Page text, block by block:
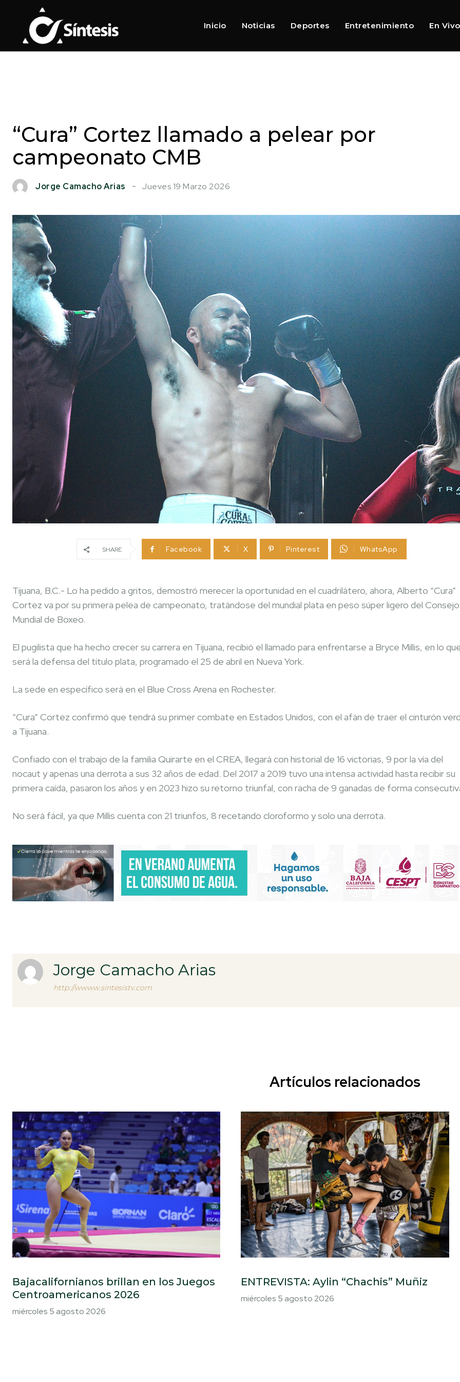
Inicio Noticias Deportes Entretenimiento En Vivo
“Cura” Cortez llamado a pelear por
campeonato CMB
Jorge Camacho Arias Jueves 19 Marzo 2026
SHARE Facebook X Pinterest WhatsApp
Tijuana, B.C.- Lo ha pedido a gritos, demostró merecer la oportunidad en el cuadrilátero, ahora, Alberto “Cura”
Cortez va por su primera pelea de campeonato, tratándose del mundial plata en peso súper ligero del Consejo
Mundial de Boxeo.
El pugilista que ha hecho crecer su carrera en Tijuana, recibió el llamado para enfrentarse a Bryce Millis, en lo
será la defensa del título plata, programado el 25 de abril en Nueva York.
La sede en específico será en el Blue Cross Arena en Rochester.
“Cura” Cortez confirmó que tendrá su primer combate en Estados Unidos, con el afán de traer el cinturón
a Tijuana.
Confiado con el trabajo de la familia Quirarte en el CREA, llegará con historial de 16 victorias, 9 por la vía del
nocaut y apenas una derrota a sus 32 años de edad. Del 2017 a 2019 tuvo una intensa actividad hasta recibir su
primera caída, pasaron los años y en 2023 hizo su retorno triunfal, con racha de 9 ganadas de forma
No será fácil, ya que Millis cuenta con 21 triunfos, 8 recetando cloroformo y solo una derrota.
Jorge Camacho Arias
http://wwww.sintesistv.com
Artículos relacionados
Bajacalifornianos brillan en los Juegos
Centroamericanos 2026
miércoles 5 agosto 2026
ENTREVISTA: Aylin “Chachis” Muñiz
miércoles 5 agosto 2026